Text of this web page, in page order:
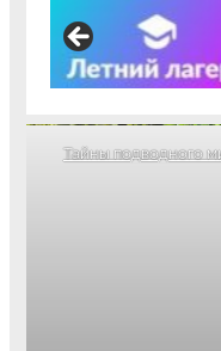
Тайны подводного